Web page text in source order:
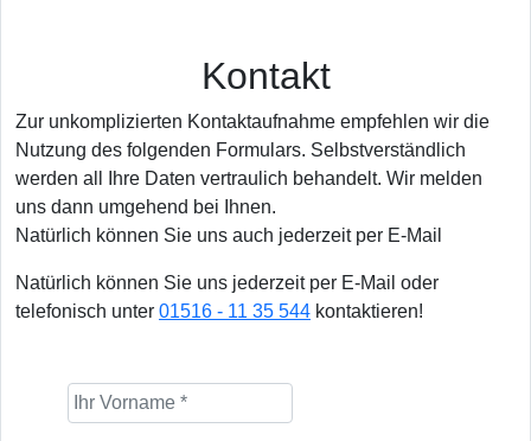
Kontakt
Zur unkomplizierten Kontaktaufnahme empfehlen wir die
Nutzung des folgenden Formulars. Selbstverständlich
werden all Ihre Daten vertraulich behandelt. Wir melden
uns dann umgehend bei Ihnen.
Natürlich können Sie uns auch jederzeit per E-Mail
Natürlich können Sie uns jederzeit per E-Mail oder
telefonisch unter 01516 - 11 35 544 kontaktieren!